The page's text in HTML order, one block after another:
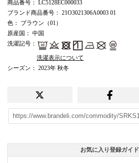
商品番号 ： LC5128EC000033
ブランド商品番号 ： 21O3021306A0003 01
色 ： ブラウン（01）
原産国 ： 中国
洗濯記号 ：
洗濯表示について
シーズン ： 2023年 秋冬
お気に入り登録ガイド